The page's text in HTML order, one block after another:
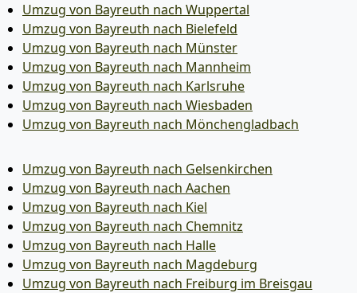
Umzug von Bayreuth nach Wuppertal
Umzug von Bayreuth nach Bielefeld
Umzug von Bayreuth nach Münster
Umzug von Bayreuth nach Mannheim
Umzug von Bayreuth nach Karlsruhe
Umzug von Bayreuth nach Wiesbaden
Umzug von Bayreuth nach Mönchen­gladbach
Umzug von Bayreuth nach Gelsenkirchen
Umzug von Bayreuth nach Aachen
Umzug von Bayreuth nach Kiel
Umzug von Bayreuth nach Chemnitz
Umzug von Bayreuth nach Halle
Umzug von Bayreuth nach Magdeburg
Umzug von Bayreuth nach Freiburg im Breisgau